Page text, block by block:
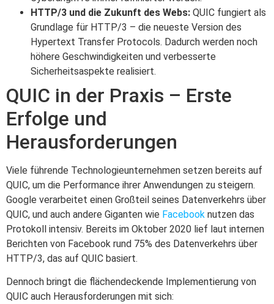
HTTP/3 und die Zukunft des Webs: QUIC fungiert als
Grundlage für HTTP/3 – die neueste Version des
Hypertext Transfer Protocols. Dadurch werden noch
höhere Geschwindigkeiten und verbesserte
Sicherheitsaspekte realisiert.
QUIC in der Praxis – Erste
Erfolge und
Herausforderungen
Viele führende Technologieunternehmen setzen bereits auf
QUIC, um die Performance ihrer Anwendungen zu steigern.
Google verarbeitet einen Großteil seines Datenverkehrs über
QUIC, und auch andere Giganten wie Facebook nutzen das
Protokoll intensiv. Bereits im Oktober 2020 lief laut internen
Berichten von Facebook rund 75% des Datenverkehrs über
HTTP/3, das auf QUIC basiert.
Dennoch bringt die flächendeckende Implementierung von
QUIC auch Herausforderungen mit sich: